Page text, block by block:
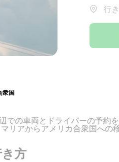
行
衆国
の車両とドライバーの予約
アからアメリカ合衆国への
方